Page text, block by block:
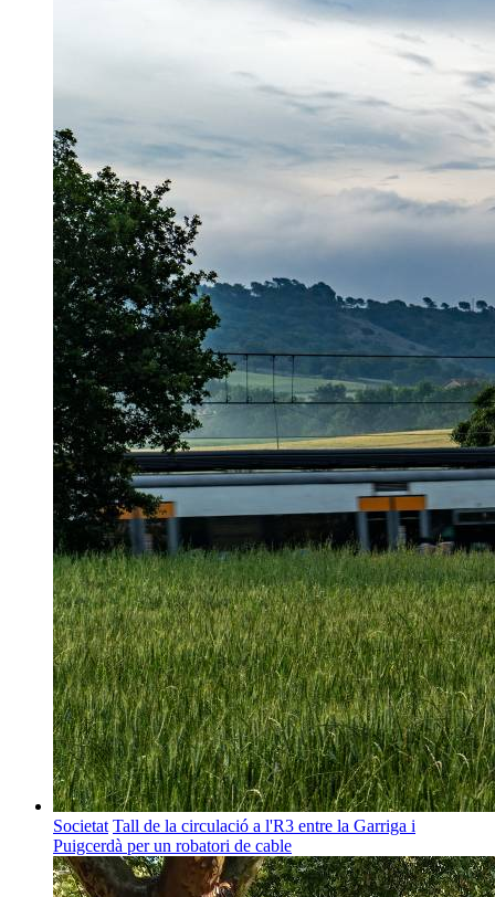
Societat Tall de la circulació a l'R3 entre la Garriga i
Puigcerdà per un robatori de cable